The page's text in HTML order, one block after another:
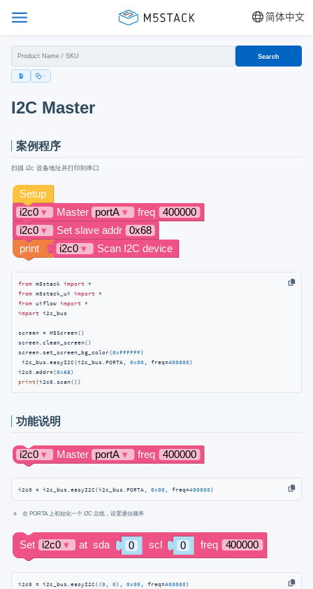
简体中文
Search
I2C Master
案例程序
扫描 i2c 设备地址并打印到串口
from m5stack import
from m5stack_ui import
from uiflow import
import i2c_bus
screen = M5Screen()
screen.clean_screen()
screen.set_screen_bg_color(0xFFFFFF)
i2c_bus.easyI2C(i2c_bus.PORTA, 0x00 , freq=400000)
i2c0.addr=(0x68
print(i2c0.scan())
功能说明
i2c0 = i2c_bus.easyI2C(i2c_bus.PORTA, 0x00 , freq=400000)
在 PORTA 上初始化一个 I2C 总线，设置通信频率
i2c0 = i2c_bus.easyI2C((0 , 0), 0x00 , freq=400000)